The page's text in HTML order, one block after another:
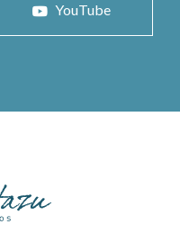
YouTube